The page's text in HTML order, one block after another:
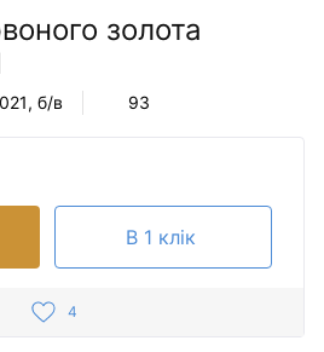
золота
, б/в 93
В 1 клік
4